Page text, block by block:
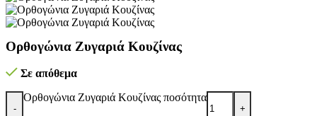
Ορθογώνια Ζυγαριά Κουζίνας
Σε απόθεμα
-
Ορθογώνια Ζυγαριά Κουζίνας ποσότητα
+